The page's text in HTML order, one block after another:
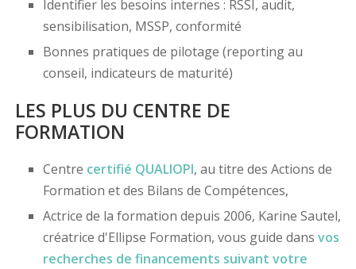
Identifier les besoins internes : RSSI, audit,
sensibilisation, MSSP, conformité
Bonnes pratiques de pilotage (reporting au
conseil, indicateurs de maturité)
LES PLUS DU CENTRE DE
FORMATION
Centre certifié QUALIOPI, au titre des Actions de
Formation et des Bilans de Compétences,
Actrice de la formation depuis 2006, Karine Sautel,
créatrice d'Ellipse Formation, vous guide dans vos
recherches de financements suivant votre